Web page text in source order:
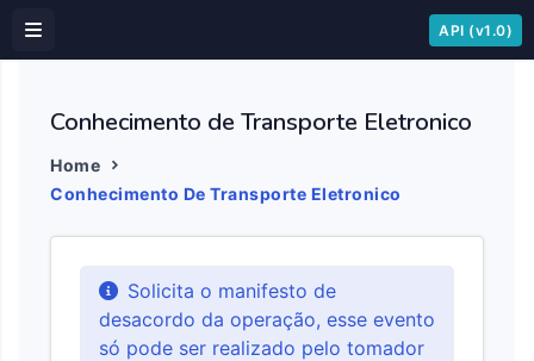
API (v1.0)
Conhecimento de Transporte Eletronico
Home
Conhecimento De Transporte Eletronico
Solicita o manifesto de
desacordo da operação, esse evento
só pode ser realizado pelo tomador